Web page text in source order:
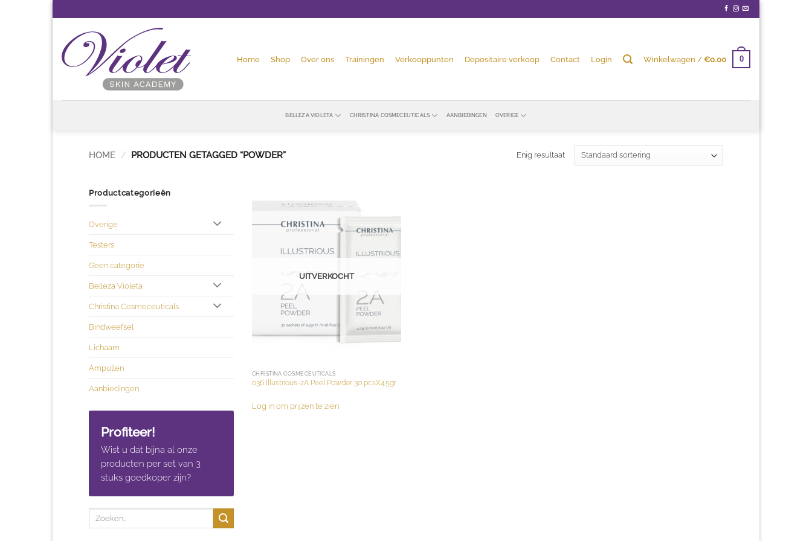
naar
Home Shop Over ons Trainingen Verkooppunten Depositaire verkoop Contact Login Winkelwagen /€0.00 0
BELLEZA VIOLETA CHRISTINA COSMECEUTICALS AANBIEDINGEN OVERIGE
HOME / PRODUCTEN GETAGGED “POWDER” Enig resultaat
Productcategorieën
Overige
Testers
Geen categorie
Belleza Violeta
Christina Cosmeceuticals
Bindweefsel
Lichaam
Ampullen
Aanbiedingen
Profiteer!
Wist u dat bijna al onze
producten per set van 3
stuks goedkoper zijn?
Zoeken
UITVERKOCHT
CHRISTINA COSMECEUTICALS
036 Illustrious-2A Peel Powder 30 pcsX4.5gr
Log in om prijzen te zien